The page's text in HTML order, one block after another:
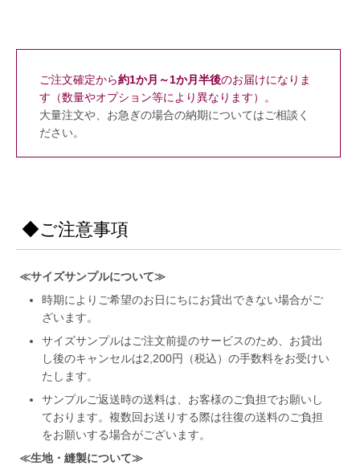
ご注文確定から約1か月～1か月半後のお届けになりま
す（数量やオプション等により異なります）。
大量注文や、お急ぎの場合の納期についてはご相談く
ださい。
◆ご注意事項
≪サイズサンプルについて≫
時期によりご希望のお日にちにお貸出できない場合がご
ざいます。
サイズサンプルはご注文前提のサービスのため、お貸出
し後のキャンセルは2,200円（税込）の手数料をお受けい
たします。
サンプルご返送時の送料は、お客様のご負担でお願いし
ております。複数回お送りする際は往復の送料のご負担
をお願いする場合がございます。
≪生地・縫製について≫